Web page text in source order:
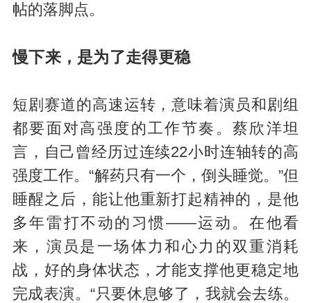
帖的落脚点。
慢下来，是为了走得更稳
短剧赛道的高速运转，意味着演员和剧组
都要面对高强度的工作节奏。蔡欣洋坦
言，自己曾经历过连续22小时连轴转的高
强度工作。“解药只有一个，倒头睡觉。”但
睡醒之后，能让他重新打起精神的，是他
多年雷打不动的习惯——运动。在他看
来，演员是一场体力和心力的双重消耗
战，好的身体状态，才能支撑他更稳定地
完成表演。“只要休息够了，我就会去练。